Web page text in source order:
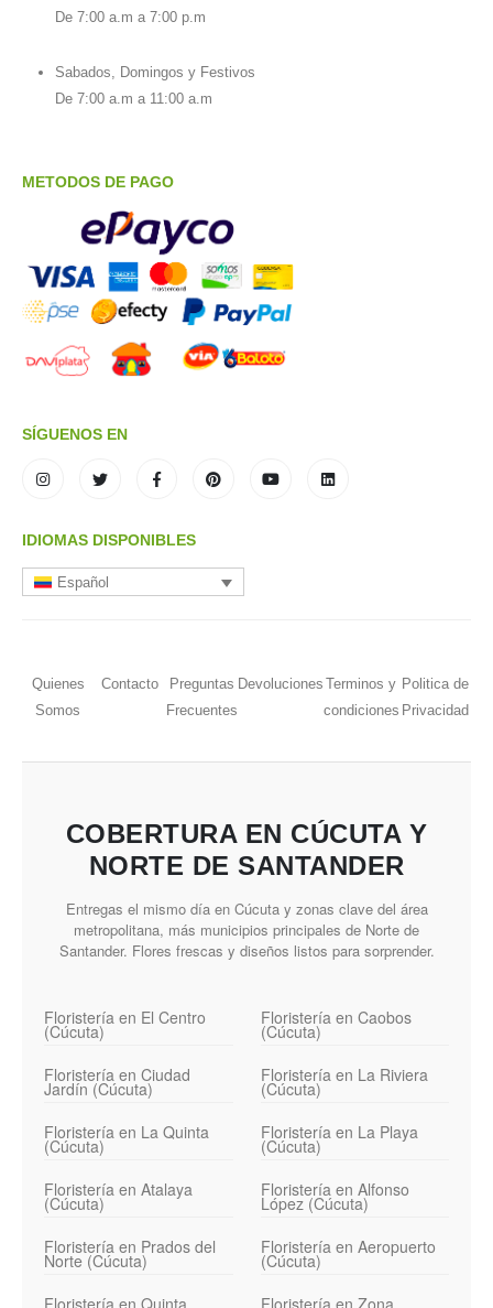
De 7:00 a.m a 7:00 p.m
Sabados, Domingos y Festivos
De 7:00 a.m a 11:00 a.m
METODOS DE PAGO
SÍGUENOS EN
IDIOMAS DISPONIBLES
Español
Quienes
Somos
Contacto
Preguntas
Frecuentes
Devoluciones Terminos y
condiciones
Politica de
Privacidad
COBERTURA EN CÚCUTA Y
NORTE DE SANTANDER
Entregas el mismo día en Cúcuta y zonas clave del área
metropolitana, más municipios principales de Norte de
Santander. Flores frescas y diseños listos para sorprender.
Floristería en El Centro
(Cúcuta)
Floristería en Caobos
(Cúcuta)
Floristería en Ciudad
Jardín (Cúcuta)
Floristería en La Riviera
(Cúcuta)
Floristería en La Quinta
(Cúcuta)
Floristería en La Playa
(Cúcuta)
Floristería en Atalaya
(Cúcuta)
Floristería en Alfonso
López (Cúcuta)
Floristería en Prados del
Norte (Cúcuta)
Floristería en Aeropuerto
(Cúcuta)